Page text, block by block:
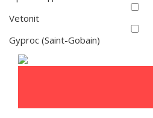
Vetonit
Gyproc (Saint-Gobain)